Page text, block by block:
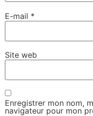
E-mail *
Site web
Enregistrer mon nom,
navigateur pour mon